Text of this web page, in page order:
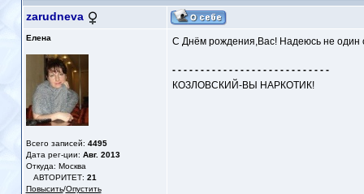
zarudneva
Елена
Всего записей: 4495
Дата рег-ции: Авг. 2013
Откуда: Москва
АВТОРИТЕТ: 21
Повысить/Опустить
С Днём рождения,Вас! Надеюсь не один
- - - - - - - - - - - - - - - - - - - - - - - - - - - -
КОЗЛОВСКИЙ-ВЫ НАРКОТИК!